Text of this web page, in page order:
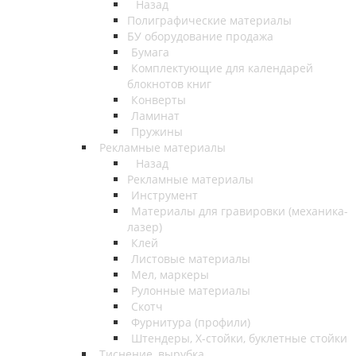
Назад
Полиграфические материалы
БУ оборудование продажа
Бумага
Комплектующие для календарей
блокнотов книг
Конверты
Ламинат
Пружины
Рекламные материалы
Назад
Рекламные материалы
Инструмент
Материалы для гравировки (механика-
лазер)
Клей
Листовые материалы
Мел, маркеры
Рулонные материалы
Скотч
Фурнитура (профили)
Штендеры, Х-стойки, буклетные стойки